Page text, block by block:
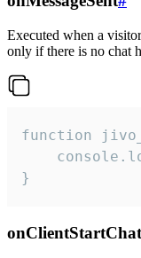
Executed when a
only if there is no chat
function
}
onClientStartChat